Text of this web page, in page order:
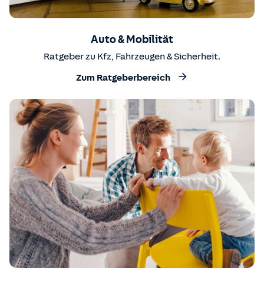
Auto & Mobilität
Ratgeber zu Kfz, Fahrzeugen & Sicherheit.
Zum Ratgeberbereich